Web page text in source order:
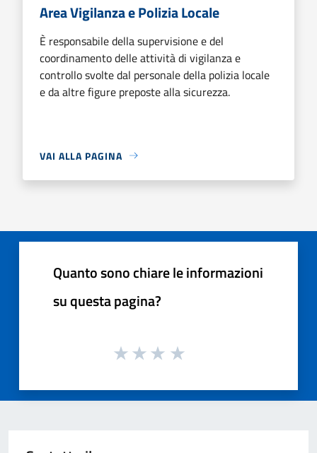
Area Vigilanza e Polizia Locale
È responsabile della supervisione e del
coordinamento delle attività di vigilanza e
controllo svolte dal personale della polizia locale
e da altre figure preposte alla sicurezza.
VAI ALLA PAGINA
Quanto sono chiare le informazioni
su questa pagina?